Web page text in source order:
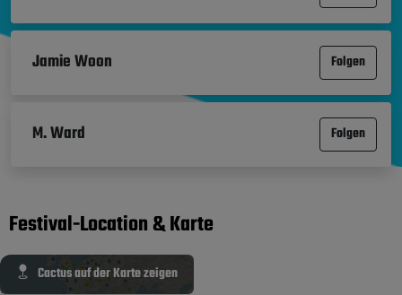
Jamie Woon Folgen
M. Ward Folgen
Festival-Location & Karte
Cactus auf der Karte zeigen